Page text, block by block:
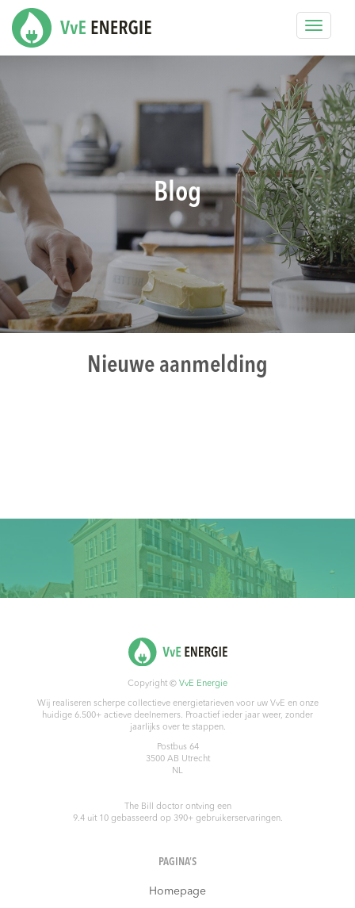
Toggle
Blog
Nieuwe aanmelding
Copyright © VvE Energie
Wij realiseren scherpe collectieve energietarieven voor uw VvE en onze
huidige 6.500+ actieve deelnemers. Proactief ieder jaar weer, zonder
jaarlijks over te stappen.
Postbus 64
3500 AB Utrecht
NL
The Bill doctorontving een
9.4uit 10gebasseerd op 390+ gebruikerservaringen.
PAGINA’S
Homepage